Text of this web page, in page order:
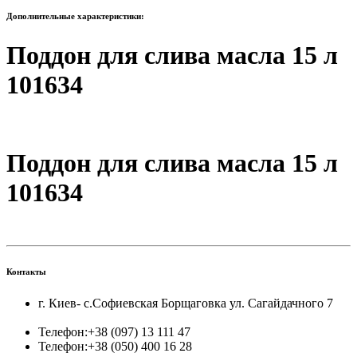
Дополнительные характеристики:
Поддон для слива масла 15 л
101634
Поддон для слива масла 15 л
101634
Контакты
г. Киев- с.Софиевская Борщаговка ул. Сагайдачного 7
Телефон:+38 (097) 13 111 47
Телефон:+38 (050) 400 16 28